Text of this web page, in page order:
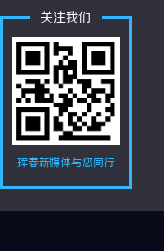
关注我们
珲春新媒体与您同行